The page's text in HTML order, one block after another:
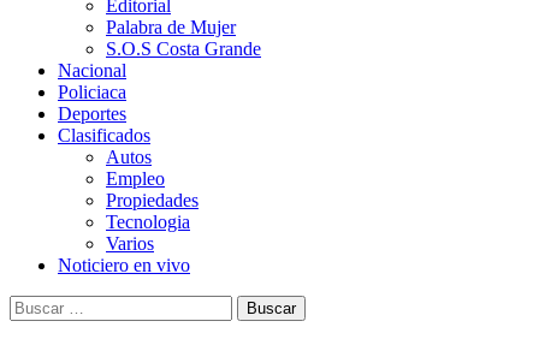
Editorial
Palabra de Mujer
S.O.S Costa Grande
Nacional
Policiaca
Deportes
Clasificados
Autos
Empleo
Propiedades
Tecnologia
Varios
Noticiero en vivo
Buscar: